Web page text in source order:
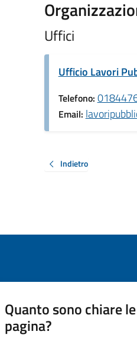
Uffici
Ufficio Lavori
Telefono:
Email:
Indietro
Quanto sono chiare
pagina?